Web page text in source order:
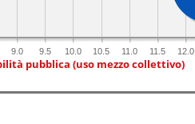
9.0 9.5 10.0 10.5 11.0 11.5 12.0
pubblica (uso mezzo collettivo)